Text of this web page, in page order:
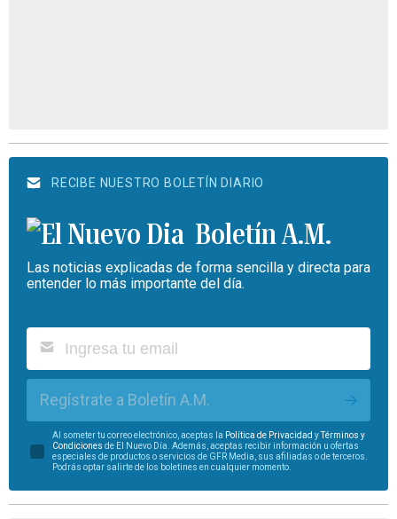
RECIBE NUESTRO BOLETÍN DIARIO
Boletín A.M.
Las noticias explicadas de forma sencilla y directa para
entender lo más importante del día.
Regístrate a Boletín A.M.
Al someter tu correo electrónico, aceptas la Política de Privacidad yTérminos y
Condiciones de El Nuevo Día. Además, aceptas recibir información u ofertas
especiales de productos o servicios de GFR Media, sus afiliadas o de terceros.
Podrás optar salirte de los boletines en cualquier momento.